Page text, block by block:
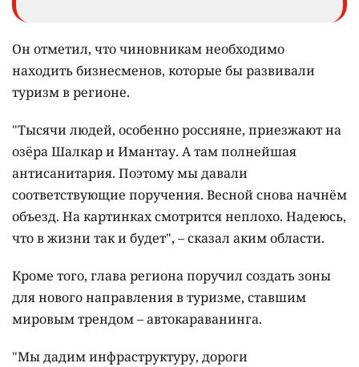
Он отметил, что чиновникам необходимо
находить бизнесменов, которые бы развивали
туризм в регионе.
"Тысячи людей, особенно россияне, приезжают на
озёра Шалкар и Имантау. А там полнейшая
антисанитария. Поэтому мы давали
соответствующие поручения. Весной снова начнём
объезд. На картинках смотрится неплохо. Надеюсь,
что в жизни так и будет", – сказал аким области.
Кроме того, глава региона поручил создать зоны
для нового направления в туризме, ставшим
мировым трендом – автокараванинга.
"Мы дадим инфраструктуру, дороги